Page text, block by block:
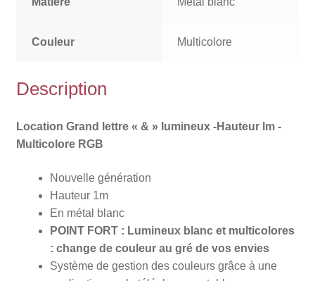
Couleur Multicolore
Description
Location Grand lettre « & » lumineux -Hauteur lm -
Multicolore RGB
Nouvelle génération
Hauteur 1m
En métal blanc
POINT FORT : Lumineux blanc et multicolores
: change de couleur au gré de vos envies
Système de gestion des couleurs grâce à une